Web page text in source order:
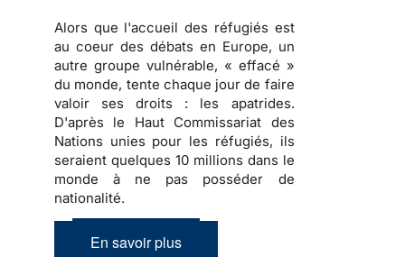
Alors que l'accueil des réfugiés est
au coeur des débats en Europe, un
autre groupe vulnérable, « effacé »
du monde, tente chaque jour de faire
valoir ses droits : les apatrides.
D'après le Haut Commissariat des
Nations unies pour les réfugiés, ils
seraient quelques 10 millions dans le
monde à ne pas posséder de
nationalité.
En savoir plus